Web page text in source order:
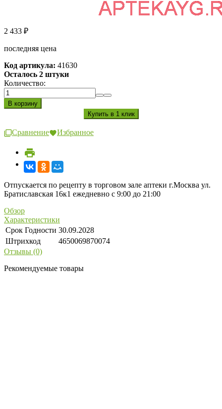
2 433 ₽
последняя цена
Код артикула: 41630
Осталось 2 штуки
Количество:
Сравнение Избранное
Отпускается по рецепту в торговом зале аптеки г.Москва ул.
Братиславская 16к1 ежедневно с 9:00 до 21:00
Обзор
Характеристики
Срок Годности 30.09.2028
Штрихкод
4650069870074
Отзывы (0)
Рекомендуемые товары